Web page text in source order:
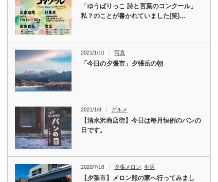
「ゆうばりっこ 詩と言葉のコンクール」
私？のことが書かれていました(笑)…
2021/1/10 写真
「今日の夕張市」夕張岳の朝
2021/1/8 グルメ
【清水沢商店街】今日は毎月恒例のパンの
日です。
2020/7/18 夕張メロン ,生活
【夕張市】メロン熊の家へ行ってみまし